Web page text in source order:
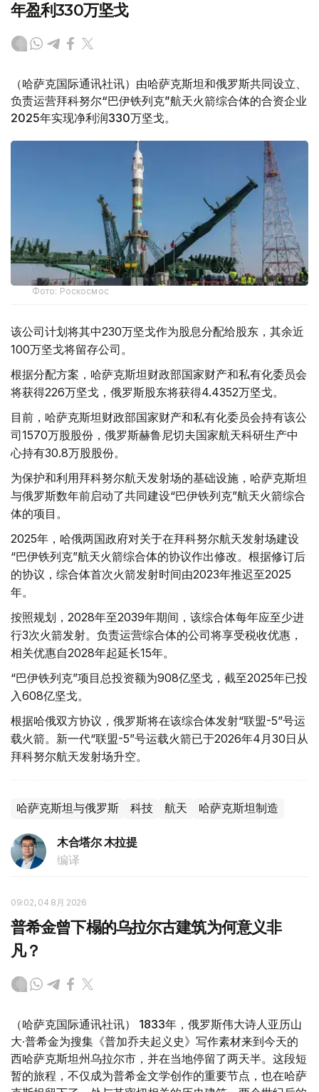
年盈利330万坚戈
（哈萨克国际通讯社讯）由哈萨克斯坦和俄罗斯共同设立、
负责运营拜科努尔“巴伊铁列克”航天火箭综合体的合资企业
2025年实现净利润330万坚戈。
Фото: Роскосмос
该公司计划将其中230万坚戈作为股息分配给股东，其余近
100万坚戈将留存公司。
根据分配方案，哈萨克斯坦财政部国家财产和私有化委员会
将获得226万坚戈，俄罗斯股东将获得4.4352万坚戈。
目前，哈萨克斯坦财政部国家财产和私有化委员会持有该公
司1570万股股份，俄罗斯赫鲁尼切夫国家航天科研生产中
心持有30.8万股股份。
为保护和利用拜科努尔航天发射场的基础设施，哈萨克斯坦
与俄罗斯数年前启动了共同建设“巴伊铁列克”航天火箭综合
体的项目。
2025年，哈俄两国政府对关于在拜科努尔航天发射场建设
“巴伊铁列克”航天火箭综合体的协议作出修改。根据修订后
的协议，综合体首次火箭发射时间由2023年推迟至2025
年。
按照规划，2028年至2039年期间，该综合体每年应至少进
行3次火箭发射。负责运营综合体的公司将享受税收优惠，
相关优惠自2028年起延长15年。
“巴伊铁列克”项目总投资额为908亿坚戈，截至2025年已投
入608亿坚戈。
根据哈俄双方协议，俄罗斯将在该综合体发射“联盟-5”号运
载火箭。新一代“联盟-5”号运载火箭已于2026年4月30日从
拜科努尔航天发射场升空。
哈萨克斯坦与俄罗斯 科技 航天 哈萨克斯坦制造
木合塔尔 木拉提
编译
09:02, 04 8月 2026
普希金曾下榻的乌拉尔古建筑为何意义非
凡？
（哈萨克国际通讯社讯） 1833年，俄罗斯伟大诗人亚历山
大·普希金为搜集《普加乔夫起义史》写作素材来到今天的
西哈萨克斯坦州乌拉尔市，并在当地停留了两天半。这段短
暂的旅程，不仅成为普希金文学创作的重要节点，也在哈萨